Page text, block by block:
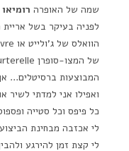
שמה של האופרה רומיאו
לפניה בעיקר בשל אריית
המבוצעות ברסיטלים…
ואפילו אני למדתי
כל פיפס וכל סטייה
לי אכזבה מבחינת
לי קצת זמן להירגע